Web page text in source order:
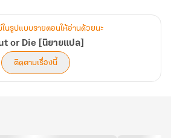
งตกตะลึง!
ในรูปแบบรายตอนให้อ่านด้วยนะ
or Die [นิยายแปล]
ติดตามเรื่องนี้